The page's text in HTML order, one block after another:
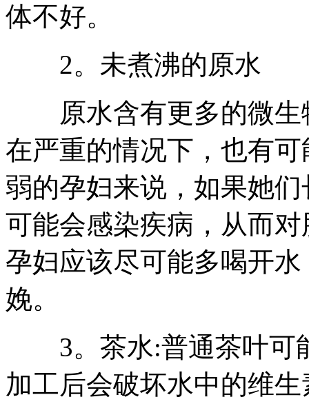
体不好。
2。未煮沸的原水
原水含有更多的微生
在严重的情况下，也有
弱的孕妇来说，如果她
可能会感染疾病，从而
孕妇应该尽可能多喝开
娩。
3。茶水:普通茶叶可
加工后会破坏水中的维